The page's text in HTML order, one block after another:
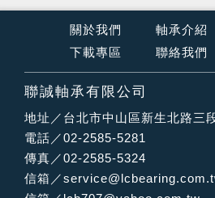
關於我們 軸承介紹
下載專區
聯絡我們
聯誠軸承有限公司
地址／台北市中山區新生北路三
電話／02-2585-5281
傳真／02-2585-5324
信箱／